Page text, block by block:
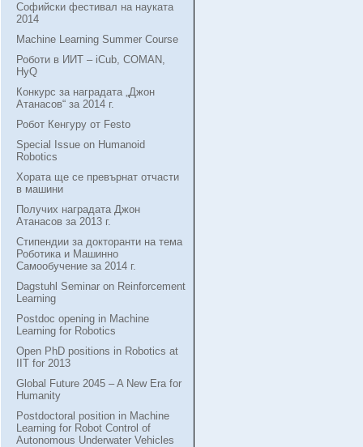
Софийски фестивал на науката
2014
Machine Learning Summer Course
Роботи в ИИТ – iCub, COMAN,
HyQ
Конкурс за наградата „Джон
Атанасов“ за 2014 г.
Робот Кенгуру от Festo
Special Issue on Humanoid
Robotics
Хората ще се превърнат отчасти
в машини
Получих наградата Джон
Атанасов за 2013 г.
Стипендии за докторанти на тема
Роботика и Машинно
Самообучение за 2014 г.
Dagstuhl Seminar on Reinforcement
Learning
Postdoc opening in Machine
Learning for Robotics
Open PhD positions in Robotics at
IIT for 2013
Global Future 2045 – A New Era for
Humanity
Postdoctoral position in Machine
Learning for Robot Control of
Autonomous Underwater Vehicles